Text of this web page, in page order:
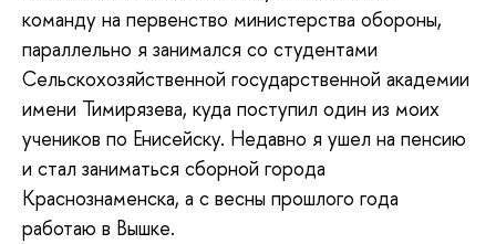
команду на первенство министерства обороны,
параллельно я занимался со студентами
Сельскохозяйственной государственной академии
имени Тимирязева, куда поступил один из моих
учеников по Енисейску. Недавно я ушел на пенсию
и стал заниматься сборной города
Краснознаменска, а с весны прошлого года
работаю в Вышке.